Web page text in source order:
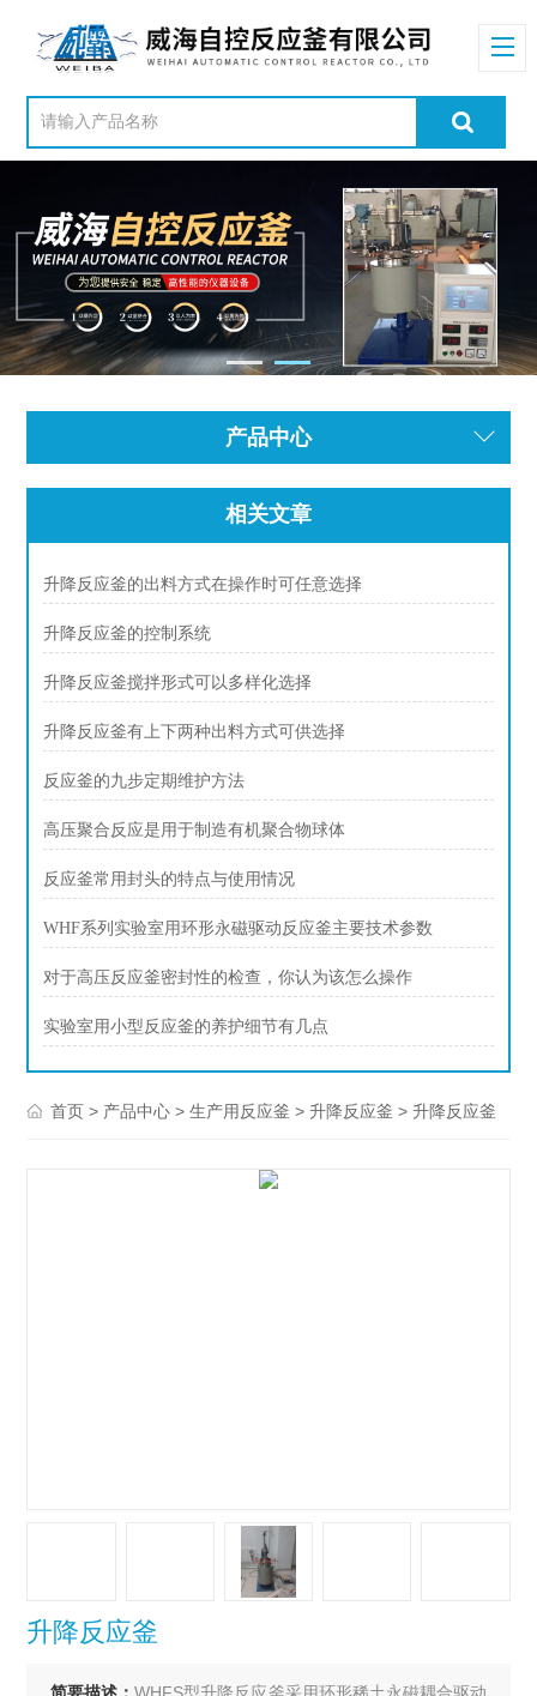
产品中心
相关文章
升降反应釜的出料方式在操作时可任意选择
升降反应釜的控制系统
升降反应釜搅拌形式可以多样化选择
升降反应釜有上下两种出料方式可供选择
反应釜的九步定期维护方法
高压聚合反应是用于制造有机聚合物球体
反应釜常用封头的特点与使用情况
WHF系列实验室用环形永磁驱动反应釜主要技术参数
对于高压反应釜密封性的检查，你认为该怎么操作
实验室用小型反应釜的养护细节有几点
首页 > 产品中心 >生产用反应釜 > 升降反应釜 > 升降反应釜
升降反应釜